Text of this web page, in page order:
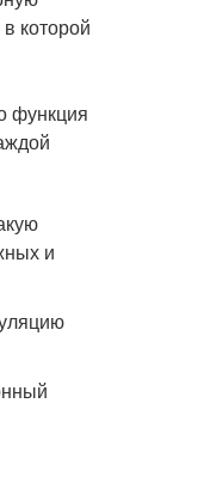
которой
функция
и